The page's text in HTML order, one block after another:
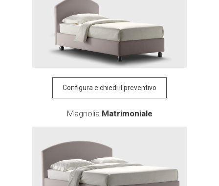
Configura e chiedi il preventivo
Magnolia Matrimoniale